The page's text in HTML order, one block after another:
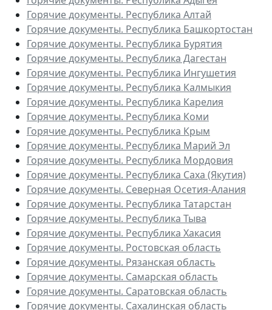
Горячие документы. Республика Алтай
Горячие документы. Республика Башкортостан
Горячие документы. Республика Бурятия
Горячие документы. Республика Дагестан
Горячие документы. Республика Ингушетия
Горячие документы. Республика Калмыкия
Горячие документы. Республика Карелия
Горячие документы. Республика Коми
Горячие документы. Республика Крым
Горячие документы. Республика Марий Эл
Горячие документы. Республика Мордовия
Горячие документы. Республика Саха (Якутия)
Горячие документы. Северная Осетия-Алания
Горячие документы. Республика Татарстан
Горячие документы. Республика Тыва
Горячие документы. Республика Хакасия
Горячие документы. Ростовская область
Горячие документы. Рязанская область
Горячие документы. Самарская область
Горячие документы. Саратовская область
Горячие документы. Сахалинская область